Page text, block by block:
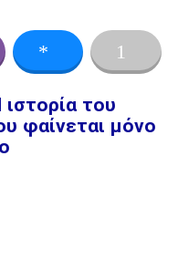
του
φαίνεται μόνο